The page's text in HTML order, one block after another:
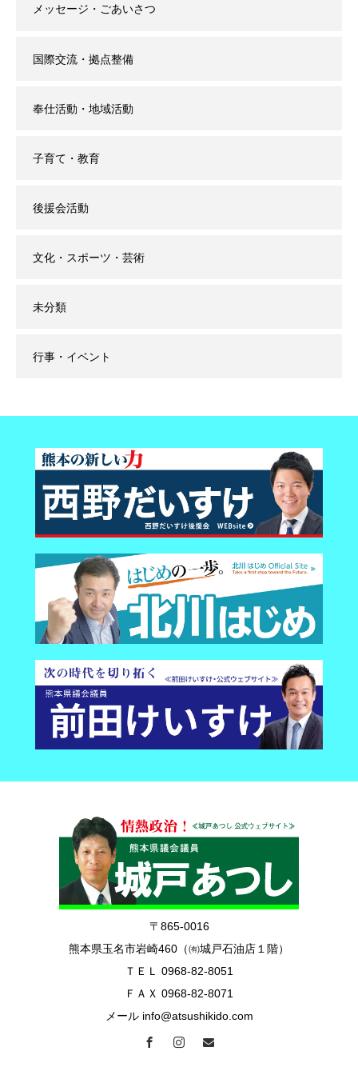
メッセージ・ごあいさつ
国際交流・拠点整備
奉仕活動・地域活動
子育て・教育
後援会活動
文化・スポーツ・芸術
未分類
行事・イベント
〒865-0016
熊本県玉名市岩崎460（㈲城戸石油店１階）
ＴＥＬ 0968-82-8051
ＦＡＸ 0968-82-8071
メール info@atsushikido.com